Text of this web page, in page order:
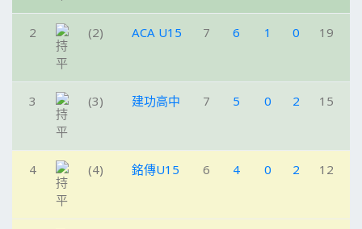
2 (2) ACA U15 7 6 1 0 19
3 (3) 建功高中 7 5 0 2 15
4 (4) 銘傳U15 6 4 0 2 12